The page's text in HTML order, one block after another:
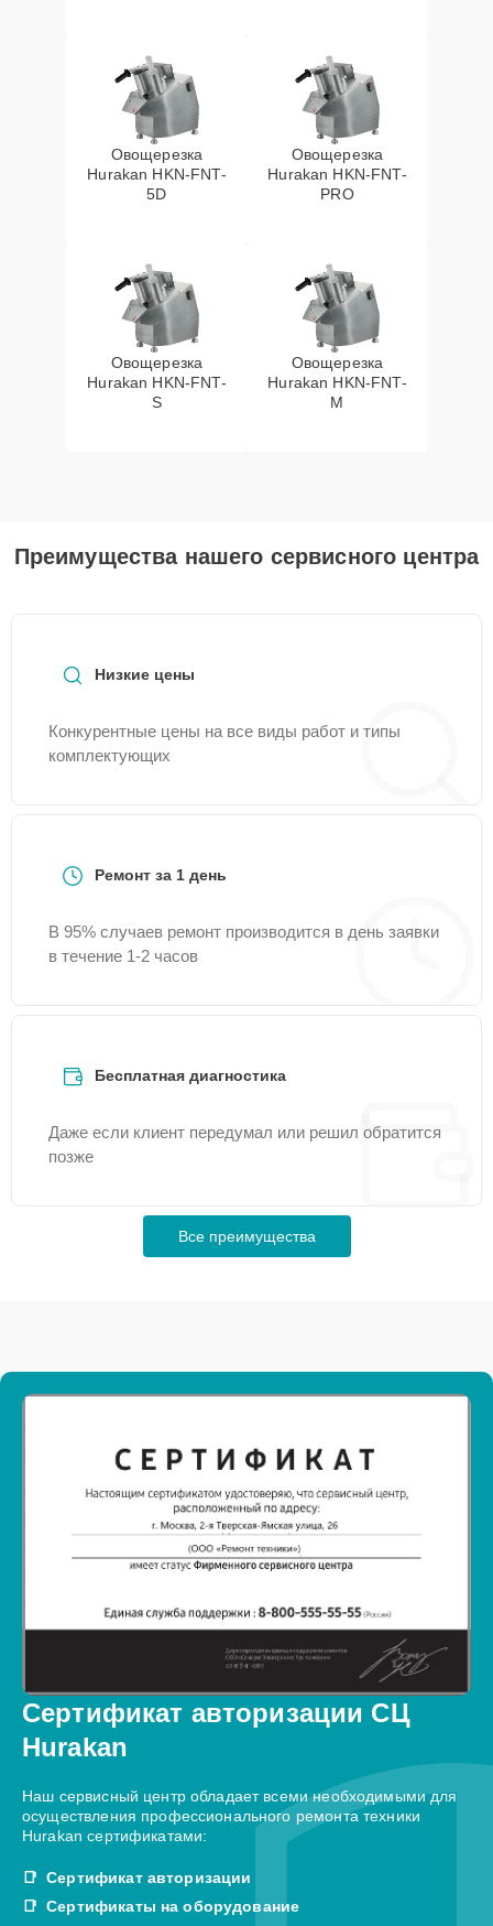
Овощерезка
Hurakan HKN-FNT-
5D
Овощерезка
Hurakan HKN-FNT-
PRO
Овощерезка
Hurakan HKN-FNT-
S
Овощерезка
Hurakan HKN-FNT-
M
Преимущества нашего сервисного центра
Низкие цены
Конкурентные цены на все виды работ и типы
комплектующих
Ремонт за 1 день
В 95% случаев ремонт производится в день заявки
в течение 1-2 часов
Бесплатная диагностика
Даже если клиент передумал или решил обратится
позже
Все преимущества
Сертификат авторизации СЦ
Hurakan
Наш сервисный центр обладает всеми необходимыми для
осуществления профессионального ремонта техники
Hurakan сертификатами:
Сертификат авторизации
Сертификаты на оборудование